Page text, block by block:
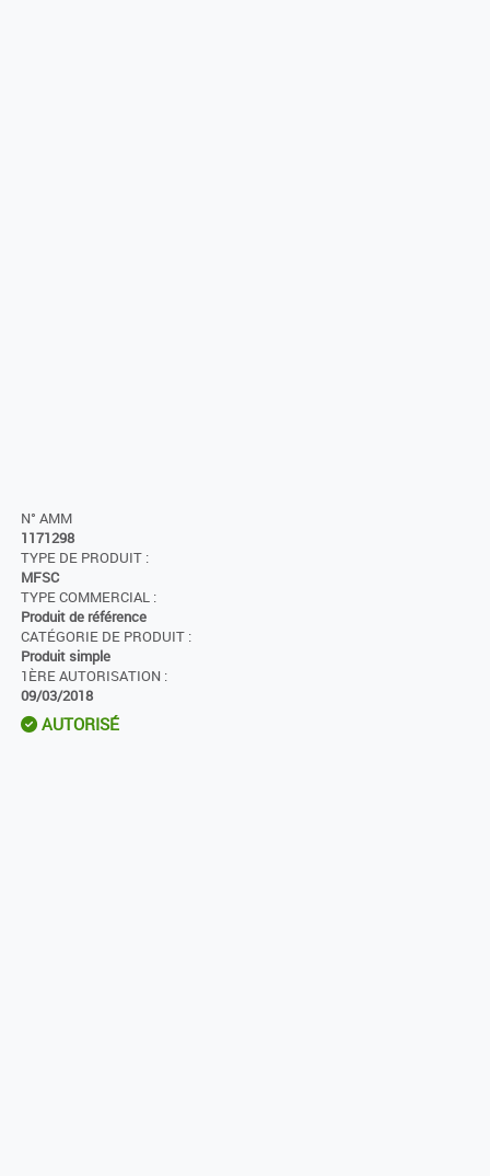
N° AMM
1171298
TYPE DE PRODUIT :
MFSC
TYPE COMMERCIAL :
Produit de référence
CATÉGORIE DE PRODUIT :
Produit simple
1ÈRE AUTORISATION :
09/03/2018
AUTORISÉ